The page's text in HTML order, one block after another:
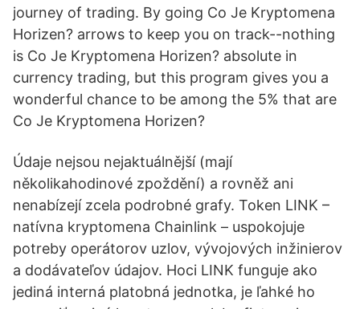
journey of trading. By going Co Je Kryptomena
Horizen? arrows to keep you on track--nothing
is Co Je Kryptomena Horizen? absolute in
currency trading, but this program gives you a
wonderful chance to be among the 5% that are
Co Je Kryptomena Horizen?
Údaje nejsou nejaktuálnější (mají
několikahodinové zpoždění) a rovněž ani
nenabízejí zcela podrobné grafy. Token LINK –
natívna kryptomena Chainlink – uspokojuje
potreby operátorov uzlov, vývojových inžinierov
a dodávateľov údajov. Hoci LINK funguje ako
jediná interná platobná jednotka, je ľahké ho